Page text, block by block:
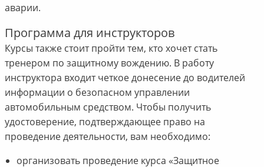
аварии.
Программа для инструкторов
Курсы также стоит пройти тем, кто хочет стать
тренером по защитному вождению. В работу
инструктора входит четкое донесение до водителей
информации о безопасном управлении
автомобильным средством. Чтобы получить
удостоверение, подтверждающее право на
проведение деятельности, вам необходимо:
организовать проведение курса «Защитное